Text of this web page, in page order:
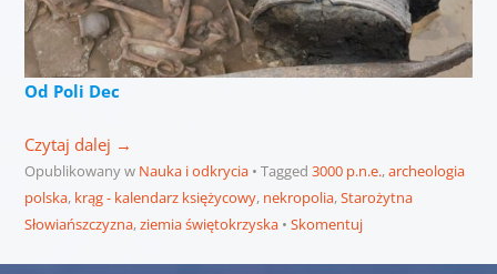
Od Poli Dec
Czytaj dalej →
Opublikowany w Nauka i odkrycia Tagged 3000 p.n.e.,archeologia
polska, krąg - kalendarz księżycowy, nekropolia,Starożytna
Słowiańszczyzna,ziemia świętokrzyska Skomentuj